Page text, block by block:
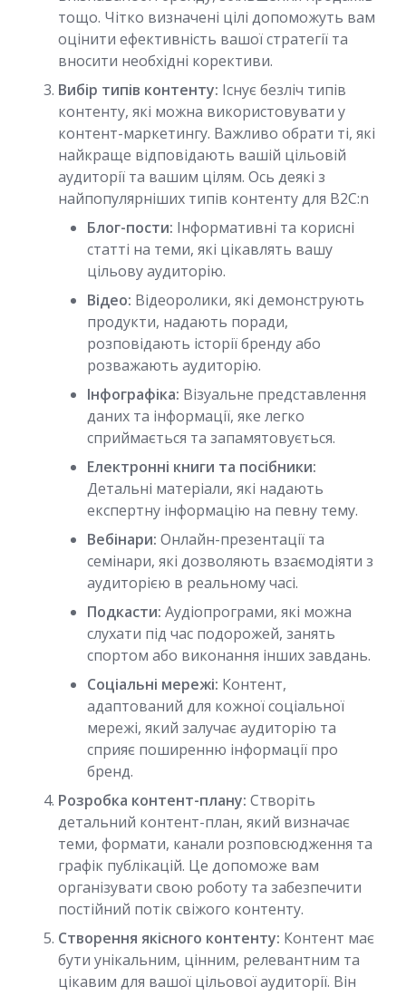
тощо. Чітко визначені цілі допоможуть вам
оцінити ефективність вашої стратегії та
вносити необхідні корективи.
Вибір типів контенту: Існує безліч типів
контенту, які можна використовувати у
контент-маркетингу. Важливо обрати ті, які
найкраще відповідають вашій цільовій
аудиторії та вашим цілям. Ось деякі з
найпопулярніших типів контенту для B2C:n
Блог-пости: Інформативні та корисні
статті на теми, які цікавлять вашу
цільову аудиторію.
Відео: Відеоролики, які демонструють
продукти, надають поради,
розповідають історії бренду або
розважають аудиторію.
Інфографіка: Візуальне представлення
даних та інформації, яке легко
сприймається та запамятовується.
Електронні книги та посібники:
Детальні матеріали, які надають
експертну інформацію на певну тему.
Вебінари: Онлайн-презентації та
семінари, які дозволяють взаємодіяти з
аудиторією в реальному часі.
Подкасти: Аудіопрограми, які можна
слухати під час подорожей, занять
спортом або виконання інших завдань.
Соціальні мережі: Контент,
адаптований для кожної соціальної
мережі, який залучає аудиторію та
сприяє поширенню інформації про
бренд.
Розробка контент-плану: Створіть
детальний контент-план, який визначає
теми, формати, канали розповсюдження та
графік публікацій. Це допоможе вам
організувати свою роботу та забезпечити
постійний потік свіжого контенту.
Створення якісного контенту: Контент має
бути унікальним, цінним, релевантним та
цікавим для вашої цільової аудиторії. Він